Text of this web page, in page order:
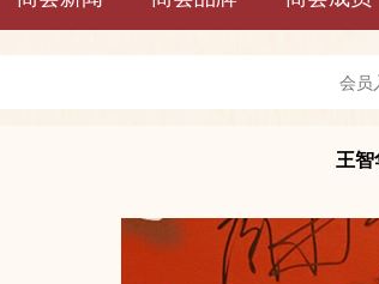
会员
会
申
王智